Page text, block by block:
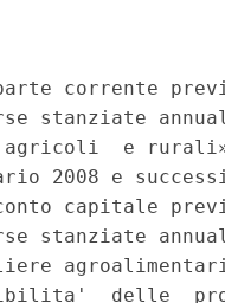
corrente
stanziate
agricoli  e
2008 e
capitale
stanziate
delle